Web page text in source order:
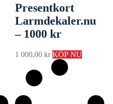
Presentkort
Larmdekaler.nu
– 1000 kr
1 000,00kr KÖP NU